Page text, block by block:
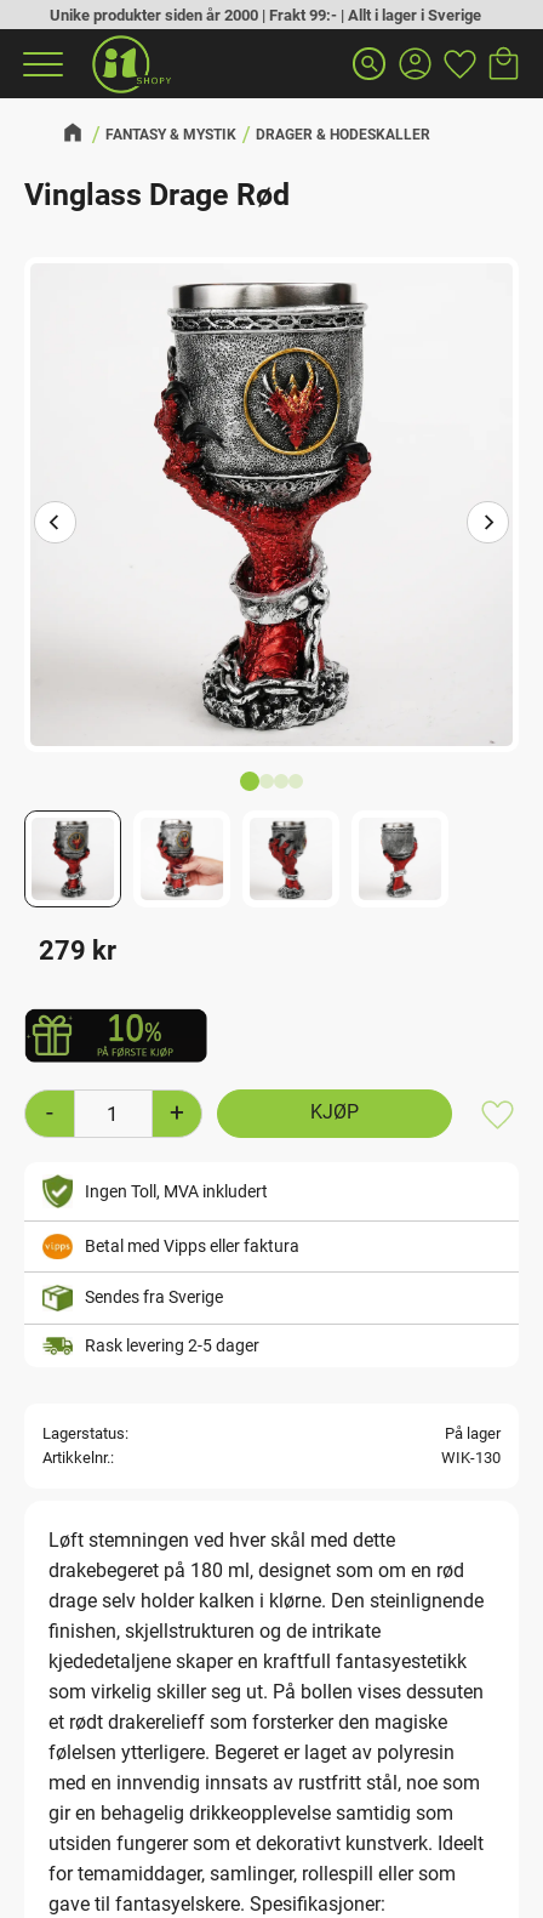
Meny
Unike produkter siden år 2000 | Frakt 99:- | Allt i lager i Sverige
search
FANTASY & MYSTIK DRAGER & HODESKALLER
Vinglass Drage Rød
279 kr
+
-
Ingen Toll, MVA inkludert
Betal med Vipps eller faktura
Sendes fra Sverige
Rask levering 2-5 dager
Lagerstatus
På lager
Artikkelnr.
WIK-130
Løft stemningen ved hver skål med dette
drakebegeret på 180 ml, designet som om en rød
drage selv holder kalken i klørne. Den steinlignende
finishen, skjellstrukturen og de intrikate
kjededetaljene skaper en kraftfull fantasyestetikk
som virkelig skiller seg ut. På bollen vises dessuten
et rødt drakerelieff som forsterker den magiske
følelsen ytterligere. Begeret er laget av polyresin
med en innvendig innsats av rustfritt stål, noe som
gir en behagelig drikkeopplevelse samtidig som
utsiden fungerer som et dekorativt kunstverk. Ideelt
for temamiddager, samlinger, rollespill eller som
gave til fantasyelskere. Spesifikasjoner: